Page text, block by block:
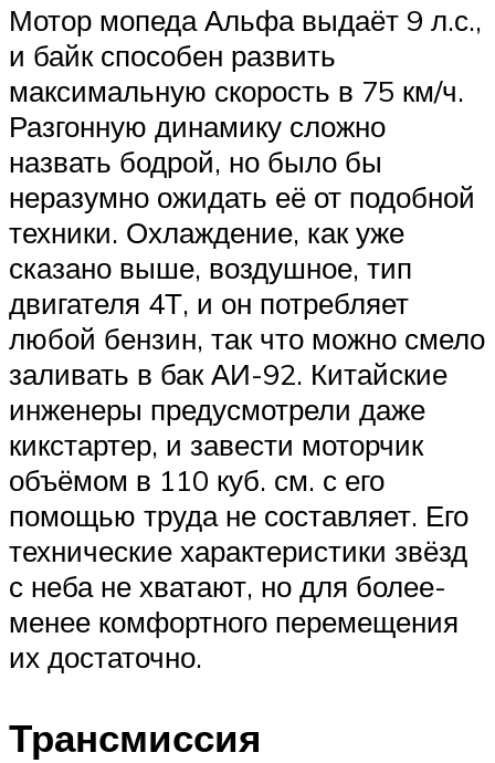
Мотор мопеда Альфа выдаёт 9 л.с.,
и байк способен развить
максимальную скорость в 75 км/ч.
Разгонную динамику сложно
назвать бодрой, но было бы
неразумно ожидать её от подобной
техники. Охлаждение, как уже
сказано выше, воздушное, тип
двигателя 4Т, и он потребляет
любой бензин, так что можно смело
заливать в бак АИ-92. Китайские
инженеры предусмотрели даже
кикстартер, и завести моторчик
объёмом в 110 куб. см. с его
помощью труда не составляет. Его
технические характеристики звёзд
с неба не хватают, но для более-
менее комфортного перемещения
их достаточно.
Трансмиссия